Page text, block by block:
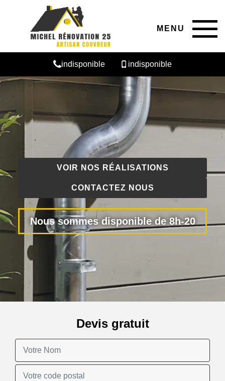
MENU
indisponible indisponible
VOIR NOS RÉALISATIONS
CONTACTEZ NOUS
Nous sommes disponible de 8h-20
Devis gratuit